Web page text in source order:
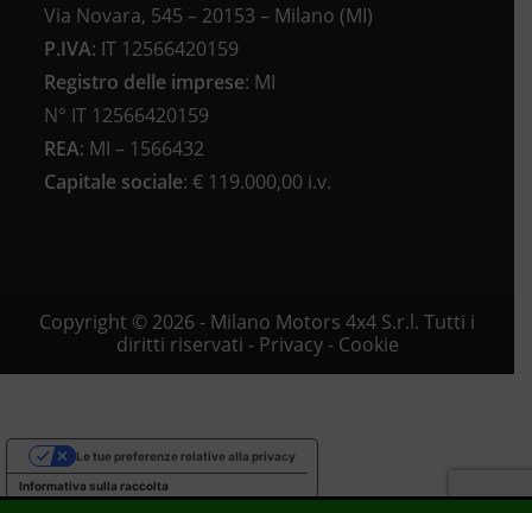
Via Novara, 545 – 20153 – Milano (MI)
P.IVA: IT 12566420159
Registro delle imprese: MI
N° IT 12566420159
REA: MI – 1566432
Capitale sociale: € 119.000,00 i.v.
Copyright © 2026 - Milano Motors 4x4 S.r.l. Tutti i
diritti riservati - Privacy- Cookie
Informativa sulla raccolta
Le tue preferenze relative alla privacy